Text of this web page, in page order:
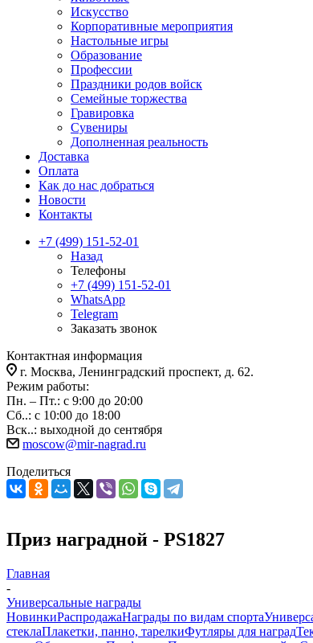
Искусство
Корпоративные мероприятия
Настольные игры
Образование
Профессии
Праздники родов войск
Семейные торжества
Гравировка
Сувениры
Дополненная реальность
Доставка
Оплата
Как до нас добраться
Новости
Контакты
+7 (499) 151-52-01
Назад
Телефоны
+7 (499) 151-52-01
WhatsApp
Telegram
Заказать звонок
Контактная информация
г. Москва, Ленинградский проспект, д. 62.
Режим работы:
Пн. – Пт.: с 9:00 до 20:00
Сб..: с 10:00 до 18:00
Вск..: выходной до сентября
moscow@mir-nagrad.ru
Поделиться
Приз наградной - PS1827
Главная
-
Универсальные награды
НовинкиРаспродажаНаграды по видам спорта
стеклаПлакетки, панно, тарелкиФутляры для наград